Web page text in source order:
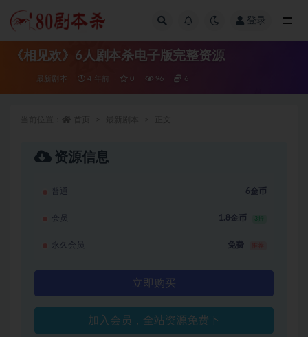
登录
《相见欢》6人剧本杀电子版完整资源
最新剧本 4 年前 0 96 6
资源信息
普通 6金币
会员 1.8金币 3折
永久会员 免费
立即购买
加入会员，全站资源免费下